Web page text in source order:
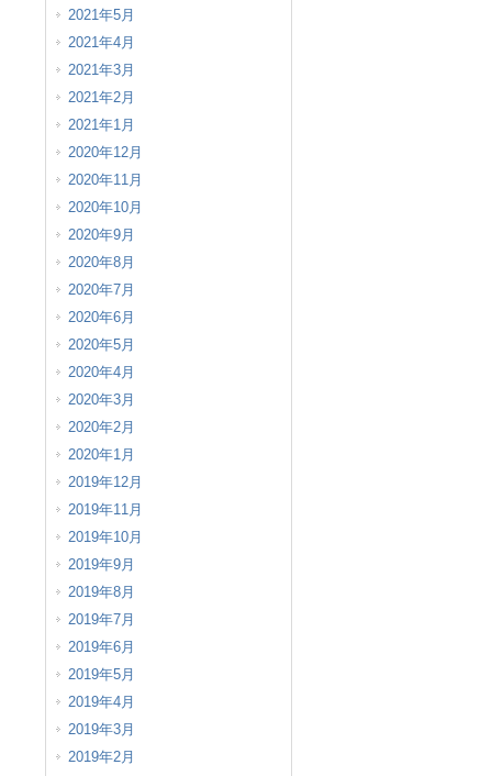
2021年5月
2021年4月
2021年3月
2021年2月
2021年1月
2020年12月
2020年11月
2020年10月
2020年9月
2020年8月
2020年7月
2020年6月
2020年5月
2020年4月
2020年3月
2020年2月
2020年1月
2019年12月
2019年11月
2019年10月
2019年9月
2019年8月
2019年7月
2019年6月
2019年5月
2019年4月
2019年3月
2019年2月